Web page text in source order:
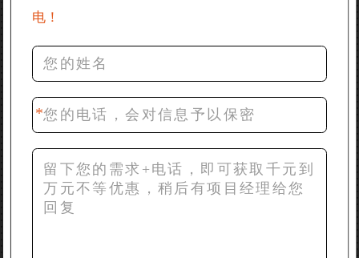
36分钟前 罗先生：每小时100吨左右的鄂破和反击破，
42分钟前 梁先生：膨润土磨到200目，用什么磨粉设
备？
电！